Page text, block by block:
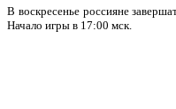
В воскресенье россияне
Начало игры в 17:00 мск.